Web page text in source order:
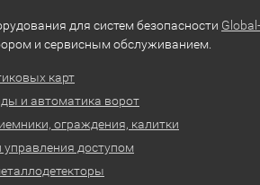
для систем безопасности Global-
и сервисным обслуживанием.
карт
и автоматика ворот
ограждения, калитки
доступом